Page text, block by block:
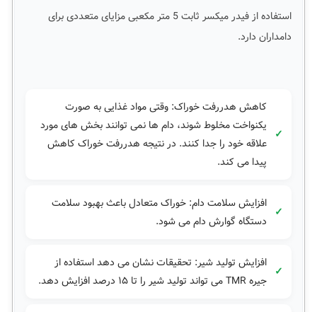
استفاده از فیدر میکسر ثابت 5 متر مکعبی مزایای متعددی برای
دامداران دارد.
کاهش هدررفت خوراک: وقتی مواد غذایی به صورت
یکنواخت مخلوط شوند، دام ها نمی توانند بخش های مورد
علاقه خود را جدا کنند. در نتیجه هدررفت خوراک کاهش
پیدا می کند.
افزایش سلامت دام: خوراک متعادل باعث بهبود سلامت
دستگاه گوارش دام می شود.
افزایش تولید شیر: تحقیقات نشان می دهد استفاده از
جیره TMR می تواند تولید شیر را تا ۱۵ درصد افزایش دهد.